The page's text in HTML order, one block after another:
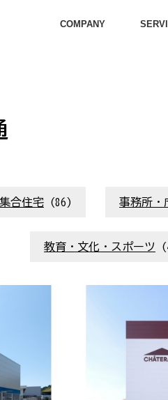
COMPANY
合住宅 (86) 事務所・
教育・文化・スポーツ